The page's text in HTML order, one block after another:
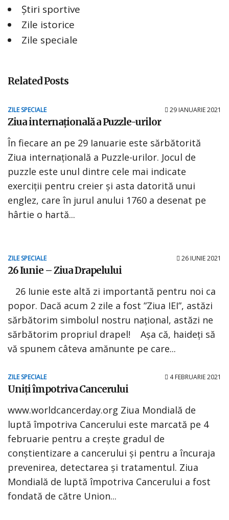
Știri sportive
Zile istorice
Zile speciale
Related Posts
ZILE SPECIALE 29 IANUARIE 2021
Ziua internațională a Puzzle-urilor
În fiecare an pe 29 Ianuarie este sărbătorită
Ziua internațională a Puzzle-urilor. Jocul de
puzzle este unul dintre cele mai indicate
exerciții pentru creier și asta datorită unui
englez, care în jurul anului 1760 a desenat pe
hârtie o hartă...
ZILE SPECIALE 26 IUNIE 2021
26 Iunie – Ziua Drapelului
26 Iunie este altă zi importantă pentru noi ca
popor. Dacă acum 2 zile a fost ”Ziua IEI”, astăzi
sărbătorim simbolul nostru național, astăzi ne
sărbătorim propriul drapel! Așa că, haideți să
vă spunem câteva amănunte pe care...
ZILE SPECIALE 4 FEBRUARIE 2021
Uniți împotriva Cancerului
www.worldcancerday.org Ziua Mondială de
luptă împotriva Cancerului este marcată pe 4
februarie pentru a crește gradul de
conștientizare a cancerului și pentru a încuraja
prevenirea, detectarea și tratamentul. Ziua
Mondială de luptă împotriva Cancerului a fost
fondată de către Union...